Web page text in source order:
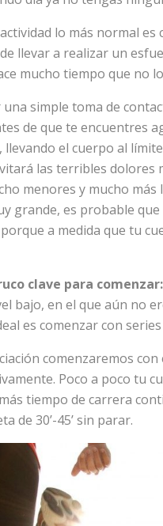
lo más normal
llevar a realizar un
mucho tiempo que no
simple toma de
de que te encuentres
el cuerpo al
las terribles dolores
menores y mucho
grande, es probable
a medida que tu
clave para comenzar:
bajo, en el que aún no
es comenzar con
comenzaremos
Poco a poco tu
tiempo de carrera
de 30’-45’ sin parar.